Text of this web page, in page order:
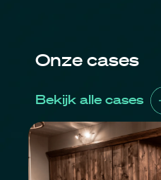
Onze cases
Bekijk alle cases